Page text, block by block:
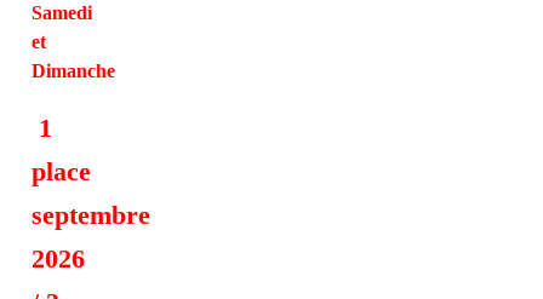
Samedi
et
Dimanche
1
place
septembre
2026